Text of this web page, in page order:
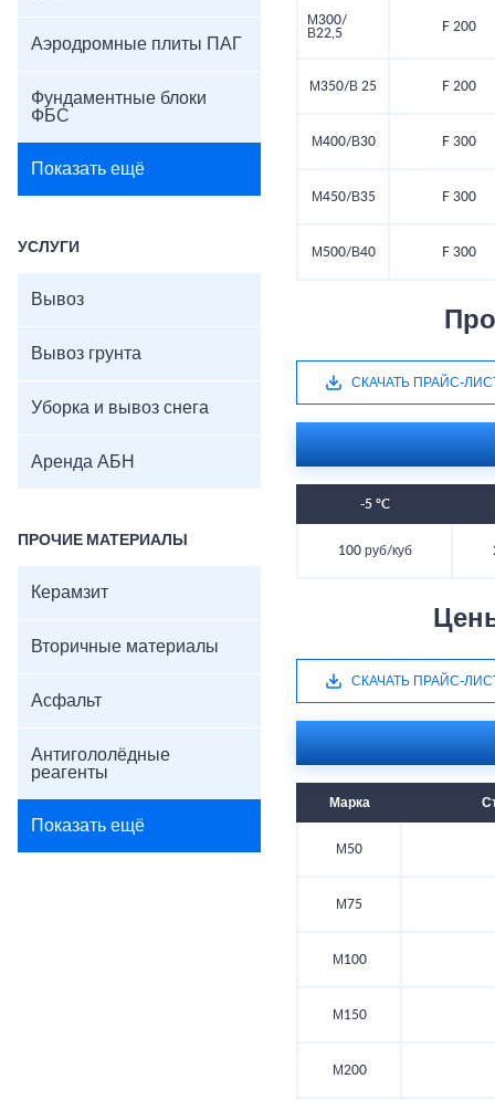
Аэродромные плиты ПАГ
Фундаментные блоки
ФБС
Показать ещё
УСЛУГИ
Вывоз
Вывоз грунта
Уборка и вывоз снега
Аренда АБН
ПРОЧИЕ МАТЕРИАЛЫ
Керамзит
Вторичные материалы
Асфальт
Антигололёдные
реагенты
Показать ещё
М300/
В22,5
F 200
М350/В 25 F 200
М400/В30 F 300
М450/В35 F 300
М500/В40 F 300
СКАЧАТЬ ПРАЙС-
-5 °C
100 руб/куб
СКАЧАТЬ ПРАЙС-
Марка
М50
М75
М100
М150
М200